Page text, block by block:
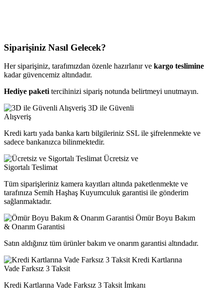
Siparişiniz Nasıl Gelecek?
Her siparişiniz, tarafımızdan özenle hazırlanır ve kargo teslimine
kadar güvencemiz altındadır.
Hediye paketi tercihinizi sipariş notunda belirtmeyi unutmayın.
3D ile Güvenli
Alışveriş
Kredi kartı yada banka kartı bilgileriniz SSL ile şifrelenmekte ve
sadece bankanızca bilinmektedir.
Ücretsiz ve
Sigortalı Teslimat
Tüm siparişleriniz kamera kayıtları altında paketlenmekte ve
tarafınıza Semih Haşhaş Kuyumculuk garantisi ile gönderim
sağlanmaktadır.
Ömür Boyu Bakım
& Onarım Garantisi
Satın aldığınız tüm ürünler bakım ve onarım garantisi altındadır.
Kredi Kartlarına
Vade Farksız 3 Taksit
Kredi Kartlarına Vade Farksız 3 Taksit İmkanı